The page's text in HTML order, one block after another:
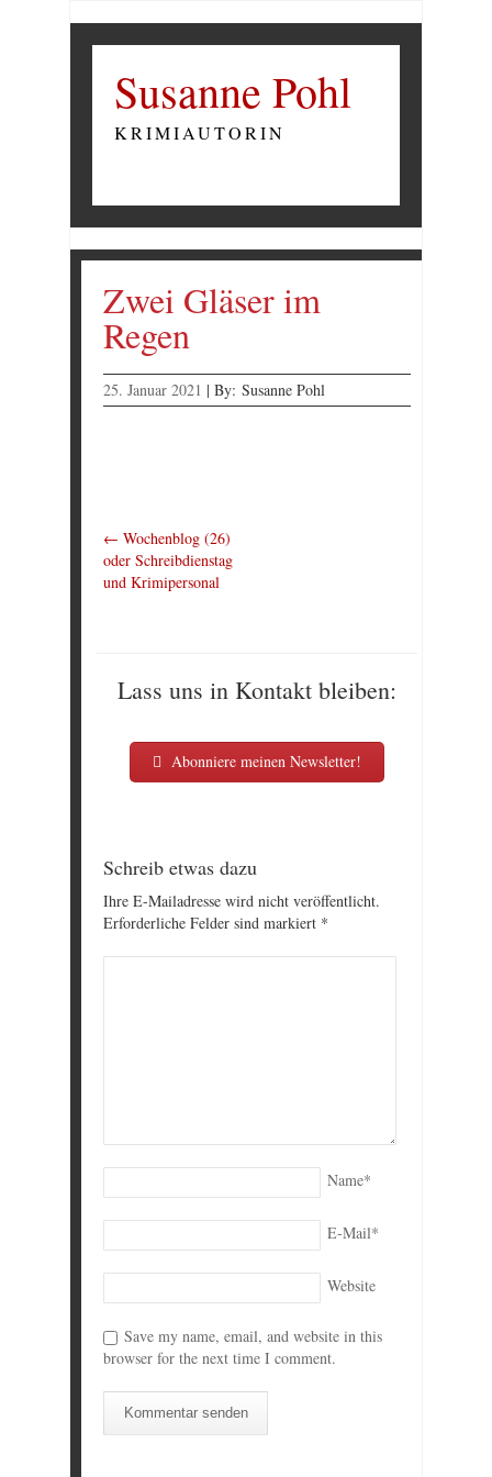
Susanne Pohl
KRIMIAUTORIN
Zwei Gläser im
Regen
25. Januar 2021 | By: Susanne Pohl
← Wochenblog (26)
oder Schreibdienstag
und Krimipersonal
Lass uns in Kontakt bleiben:
Abonniere meinen Newsletter!
Schreib etwas dazu
Ihre E-Mailadresse wird nicht veröffentlicht.
Erforderliche Felder sind markiert *
Name*
E-Mail*
Website
Save my name, email, and website in this
browser for the next time I comment.